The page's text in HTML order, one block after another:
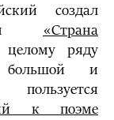
создал
«Страна
ряду
большой и
к поэме